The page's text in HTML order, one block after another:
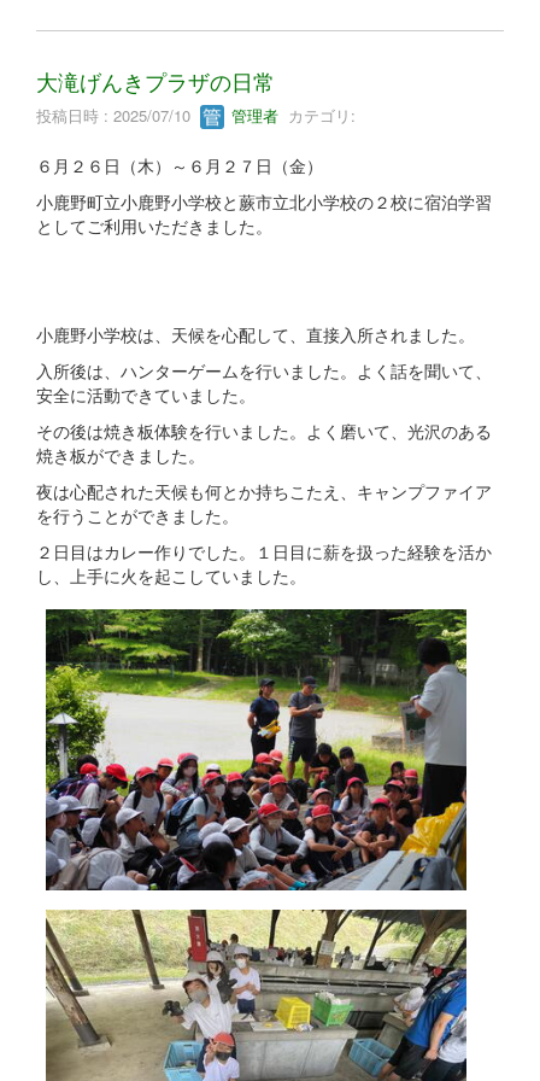
大滝げんきプラザの日常
投稿日時 : 2025/07/10 管理者 カテゴリ:
６月２６日（木）～６月２７日（金）
小鹿野町立小鹿野小学校と蕨市立北小学校の２校に宿泊学習
としてご利用いただきました。
小鹿野小学校は、天候を心配して、直接入所されました。
入所後は、ハンターゲームを行いました。よく話を聞いて、
安全に活動できていました。
その後は焼き板体験を行いました。よく磨いて、光沢のある
焼き板ができました。
夜は心配された天候も何とか持ちこたえ、キャンプファイア
を行うことができました。
２日目はカレー作りでした。１日目に薪を扱った経験を活か
し、上手に火を起こしていました。